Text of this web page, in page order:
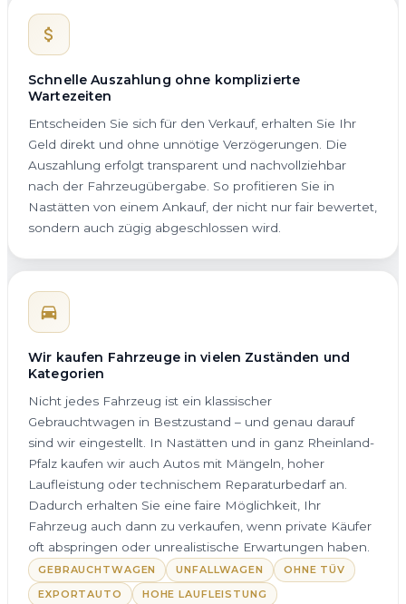
Schnelle Auszahlung ohne komplizierte
Wartezeiten
Entscheiden Sie sich für den Verkauf, erhalten Sie Ihr
Geld direkt und ohne unnötige Verzögerungen. Die
Auszahlung erfolgt transparent und nachvollziehbar
nach der Fahrzeugübergabe. So profitieren Sie in
Nastätten von einem Ankauf, der nicht nur fair bewertet,
sondern auch zügig abgeschlossen wird.
Wir kaufen Fahrzeuge in vielen Zuständen und
Kategorien
Nicht jedes Fahrzeug ist ein klassischer
Gebrauchtwagen in Bestzustand – und genau darauf
sind wir eingestellt. In Nastätten und in ganz Rheinland-
Pfalz kaufen wir auch Autos mit Mängeln, hoher
Laufleistung oder technischem Reparaturbedarf an.
Dadurch erhalten Sie eine faire Möglichkeit, Ihr
Fahrzeug auch dann zu verkaufen, wenn private Käufer
oft abspringen oder unrealistische Erwartungen haben.
GEBRAUCHTWAGEN UNFALLWAGEN
OHNE TÜV
EXPORTAUTO
HOHE LAUFLEISTUNG